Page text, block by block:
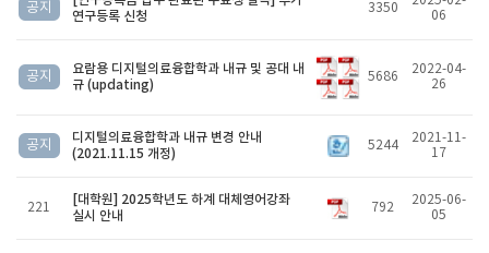
공지
연구등록 신청
3350
06
공지
요람용 디지털의료융합학과 내규 및 공대 내
규 (updating)
5686
2022-04-
26
공지
디지털의료융합학과 내규 변경 안내
(2021.11.15 개정)
5244
2021-11-
17
221
[대학원] 2025학년도 하계 대체영어강좌
실시 안내
792
2025-06-
05